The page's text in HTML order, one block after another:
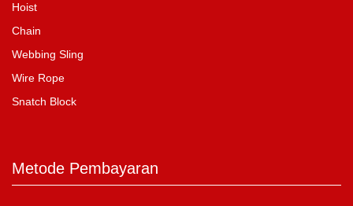
Hoist
Chain
Webbing Sling
Wire Rope
Snatch Block
Metode Pembayaran